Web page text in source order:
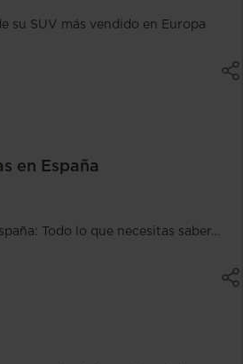
su SUV más vendido en Europa
en España
Todo lo que necesitas saber…